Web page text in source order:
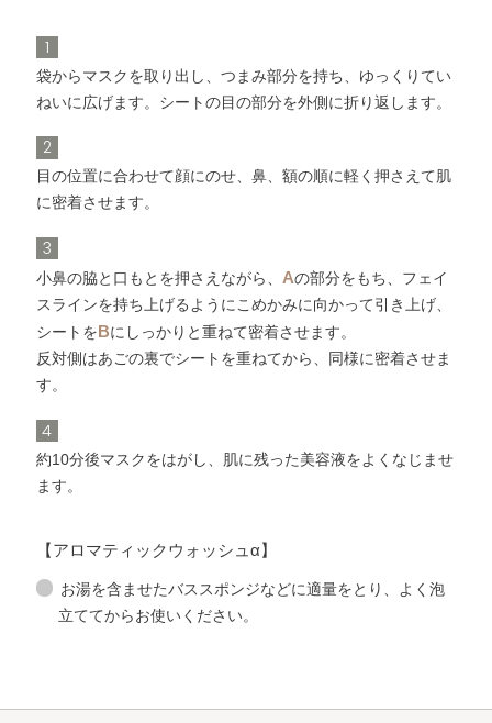
1
袋からマスクを取り出し、つまみ部分を持ち、ゆっくりてい
ねいに広げます。シートの目の部分を外側に折り返します。
2
目の位置に合わせて顔にのせ、鼻、額の順に軽く押さえて肌
に密着させます。
3
小鼻の脇と口もとを押さえながら、 Aの部分をもち、フェイ
スラインを持ち上げるようにこめかみに向かって引き上げ、
シートをBにしっかりと重ねて密着させます。
反対側はあごの裏でシートを重ねてから、同様に密着させま
す。
4
約10分後マスクをはがし、肌に残った美容液をよくなじませ
ます。
【アロマティックウォッシュα】
お湯を含ませたバススポンジなどに適量をとり、よく泡
立ててからお使いください。